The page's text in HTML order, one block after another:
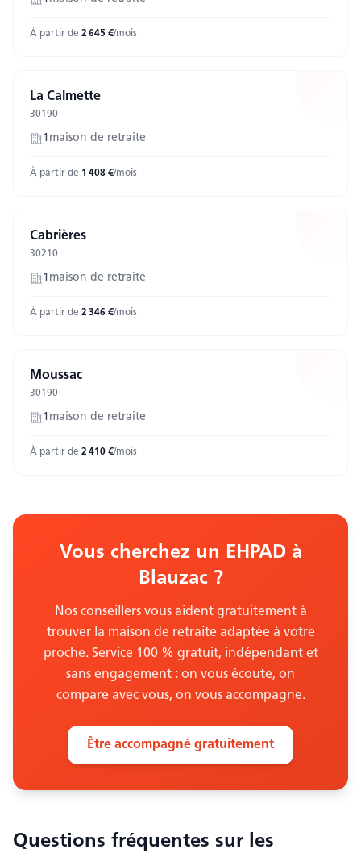
À partir de 2 645 €/mois
La Calmette
30190
1 maison de retraite
À partir de 1 408 €/mois
Cabrières
30210
1 maison de retraite
À partir de 2 346 €/mois
Moussac
30190
1 maison de retraite
À partir de 2 410 €/mois
Vous cherchez un EHPAD à
Blauzac ?
Nos conseillers vous aident gratuitement à
trouver la maison de retraite adaptée à votre
proche. Service 100 % gratuit, indépendant et
sans engagement : on vous écoute, on
compare avec vous, on vous accompagne.
Être accompagné gratuitement
Questions fréquentes sur les